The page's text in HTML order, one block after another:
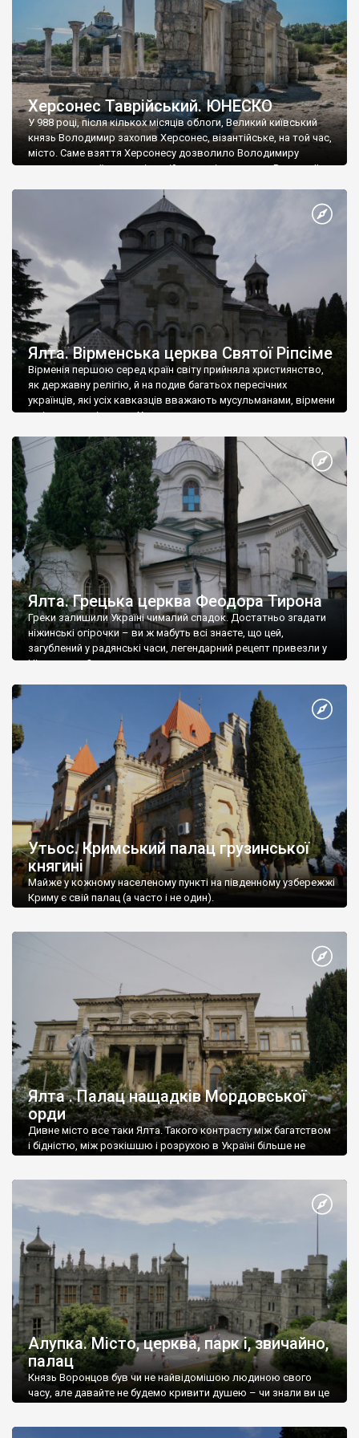
Херсонес Таврійський. ЮНЕСКО
У 988 році, після кількох місяців облоги, Великий київський
князь Володимир захопив Херсонес, візантійське, на той час,
місто. Саме взяття Херсонесу дозволило Володимиру
диктувати свої умови візантійському імператору Василю ІІ, та
Херсонесі Володимир-язичник, став Василем-християнином.
А потім було Хрещення Русі. На честь Херсонесу Таврійського
Ялта. Вірменська церква Святої Ріпсіме
Вірменія першою серед країн світу прийняла християнство,
як державну релігію, й на подив багатьох пересічних
українців, які усіх кавказців вважають мусульманами, вірмени
є відданими вірянами Христа
Ялта. Грецька церква Феодора Тирона
Греки залишили Україні чималий спадок. Достатньо згадати
ніжинські огірочки – ви ж мабуть всі знаєте, що цей,
загублений у радянські часи, легендарний рецепт привезли у
Ніжин греки?
Утьос. Кримський палац грузинської
княгині
Майже у кожному населеному пункті на південному узбережжі
Криму є свій палац (а часто і не один).
Ялта . Палац нащадків Мордовської
орди
Дивне місто все таки Ялта. Такого контрасту між багатством
і бідністю, між розкішшю і розрухою в Україні більше не
Алупка. Місто, церква, парк і, звичайно,
палац
Князь Воронцов був чи не найвідомішою людиною свого
часу, але давайте не будемо кривити душею – чи знали ви це